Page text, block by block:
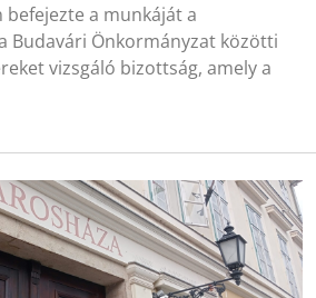
befejezte a munkáját a
Budavári Önkormányzat közötti
vizsgáló bizottság, amely a